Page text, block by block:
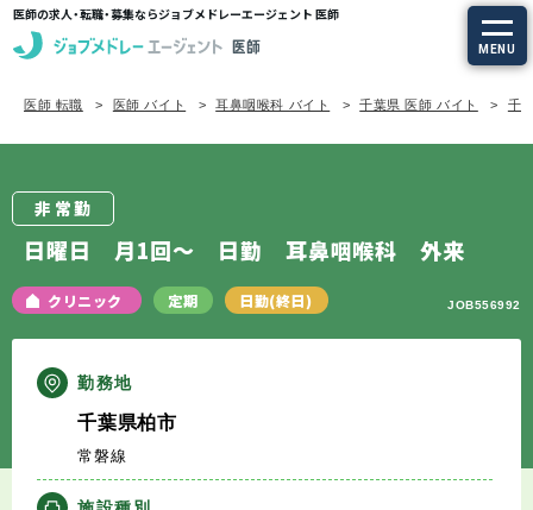
医師の求人・転職・募集ならジョブメドレーエージェント 医師
MENU
求人を探す
定期非常勤の求人
特集から探す
エージェントサービス
エージェントサービスTOP
サービスの流れ
医師 転職 医師 バイト 耳鼻咽喉科 バイト 千葉県 医師 バイト 千
非常勤
日曜日 月1回～ 日勤 耳鼻咽喉科 外来
クリニック 定期 日勤(終日) JOB556992
勤務地
千葉県柏市
常磐線